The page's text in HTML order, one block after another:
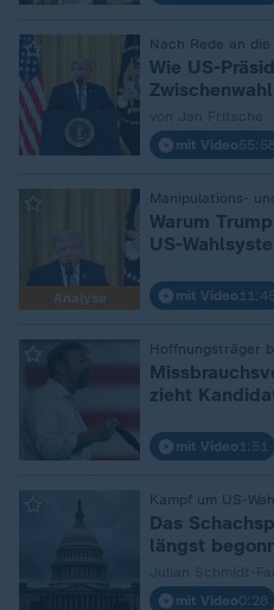
Nach Rede an
:
Wie US-
mit Video55:58
Analyse
Manipulations-
:
Warum
US-
mit Video 11:45
Hoffnungsträger
:
zieht
mit Video 1:51
Kampf um US-
Das
längst
mit Video0:28